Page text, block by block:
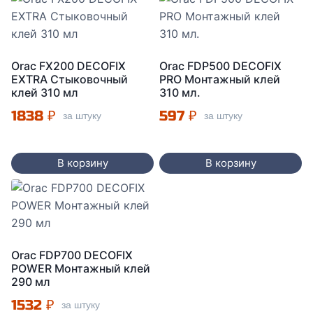
Orac FX200 DECOFIX
EXTRA Стыковочный
клей 310 мл
1838 ₽ за штуку
В корзину
Orac FDP500 DECOFIX
PRO Монтажный клей
310 мл.
597 ₽ за штуку
В корзину
Orac FDP700 DECOFIX
POWER Монтажный клей
290 мл
1532 ₽ за штуку